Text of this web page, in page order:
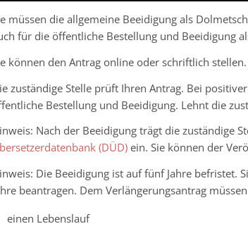
müssen die allgemeine Beeidigung als
für die öffentliche Bestellung und Beeidigung
können den Antrag online oder schriftlich stellen.
zuständige Stelle prüft Ihren Antrag. Bei
Bestellung und Beeidigung. Lehnt die
Nach der Beeidigung trägt die zuständige
(DÜD)ein. Sie können der
Die Beeidigung ist auf fünf Jahre befristet.
beantragen. Dem Verlängerungsantrag
einen Lebenslauf